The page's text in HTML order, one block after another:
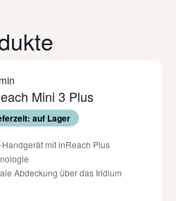
Mini 3 Plus
auf Lager
Handgerät mit inReach Plus
Abdeckung über das Iridium